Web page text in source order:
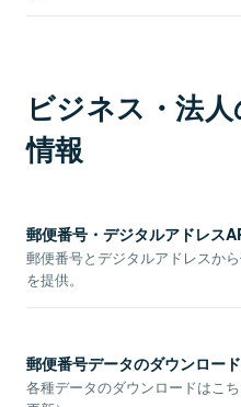
ビジネス・法
情報
郵便番号・デジタルアドレス
郵便番号とデジタルアドレスか
を提供。
郵便番号データのダウンロード
各種データのダウンロードはこ